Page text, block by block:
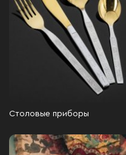
Столовые приборы